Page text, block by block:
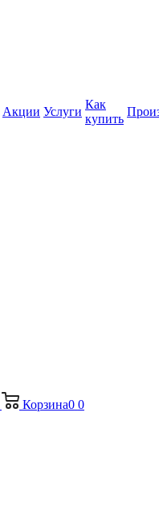
Акции Услуги
Как
купить
Корзина0 0